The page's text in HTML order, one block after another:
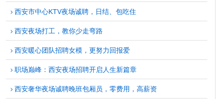
西安市中心KTV夜场诚聘，日结、包吃住
西安夜场打工，教你少走弯路
西安暖心团队招聘女模，更努力回报爱
职场巅峰：西安夜场招聘开启人生新篇章
西安奢华夜场诚聘晚班包厢员，零费用，高薪资